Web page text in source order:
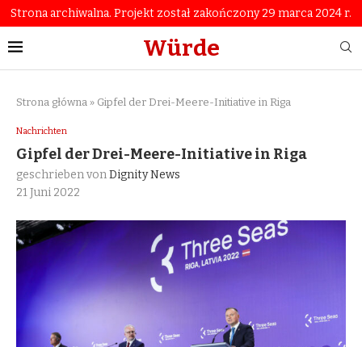
Strona archiwalna. Projekt został zakończony 29 marca 2024 r.
Würde
Strona główna » Gipfel der Drei-Meere-Initiative in Riga
Nachrichten
Gipfel der Drei-Meere-Initiative in Riga
geschrieben vonDignity News
21 Juni 2022